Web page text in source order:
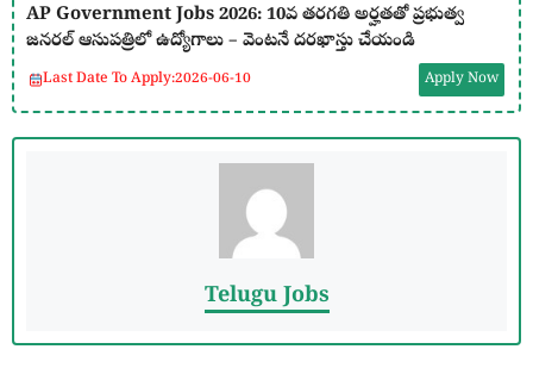
AP Government Jobs 2026: 10వ తరగతి అర్హతతో ప్రభుత్వ
జనరల్ ఆసుపత్రిలో ఉద్యోగాలు – వెంటనే దరఖాస్తు చేయండి
Last Date To Apply:2026-06-10 Apply Now
Telugu Jobs